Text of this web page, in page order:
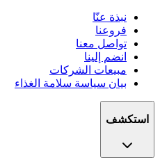
نبذة عنّا
فروعنا
تواصل معنا
انضم إلينا
مبيعات الشركات
بيان سياسة سلامة الغذاء
استكشف